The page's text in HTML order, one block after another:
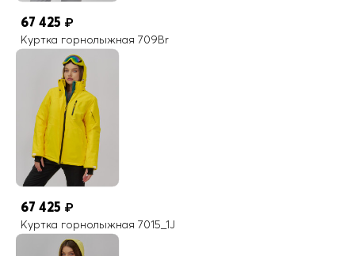
67 425 ₽
Куртка горнолыжная 709Br
67 425 ₽
Куртка горнолыжная 7015_1J